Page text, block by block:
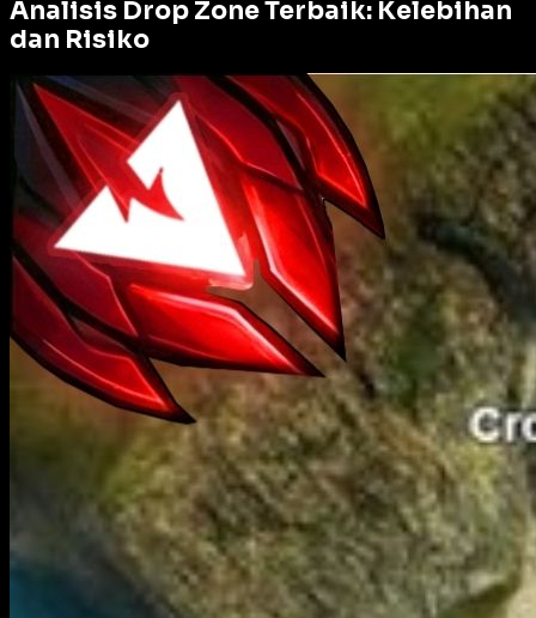
Analisis Drop Zone Terbaik: Kelebihan
dan Risiko